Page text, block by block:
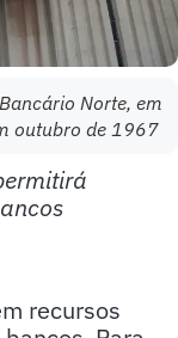
Norte, em
outubro de 1967
recursos